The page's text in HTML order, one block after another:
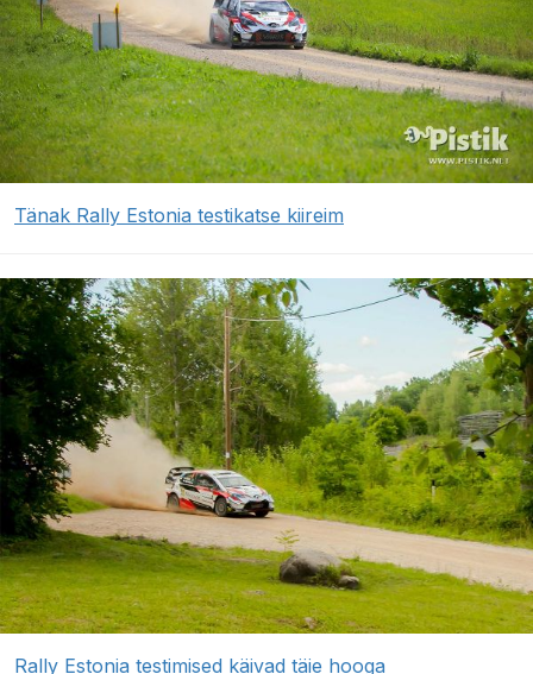
Tänak Rally Estonia testikatse kiireim
Rally Estonia testimised käivad täie hooga